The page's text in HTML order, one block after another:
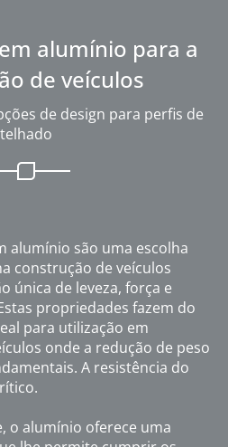
alumínio para a
de veículos
de design para perfis de
telhado
alumínio são uma escolha
construção de veículos
única de leveza, força e
propriedades fazem do
para utilização em
onde a redução de peso
A resistência do
o alumínio oferece uma